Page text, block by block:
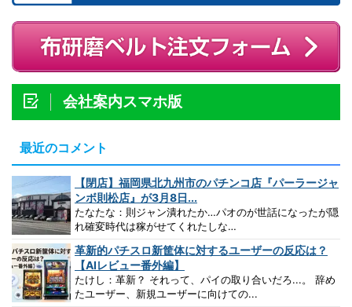
会社案内スマホ版
最近のコメント
【閉店】福岡県北九州市のパチンコ店『パーラージャ
ンボ則松店』が3月8日...
たなたな：則ジャン潰れたか…パオのが世話になったが隠
れ確変時代は稼がせてくれたしな…
革新的パチスロ新筐体に対するユーザーの反応は？
【AIレビュー番外編】
たけし：革新？ それって、パイの取り合いだろ...。 辞め
たユーザー、新規ユーザーに向けての...